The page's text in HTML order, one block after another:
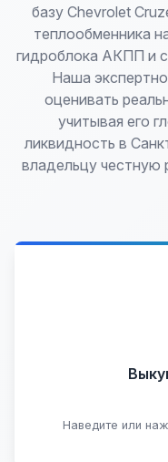
базу Chevrolet
теплообменника
гидроблока АКПП и
Наша
оценивать
учитывая его
ликвидность в
владельцу честную
Наведите или
Лучшие
В